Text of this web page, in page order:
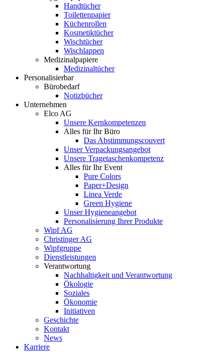
Handtücher
Toilettenpapier
Küchenrollen
Kosmetiktücher
Wischtücher
Wischlappen
Medizinalpapiere
Medizinaltücher
Personalisierbar
Bürobedarf
Notizbücher
Unternehmen
Elco AG
Unsere Kernkompetenzen
Alles für Ihr Büro
Das Abstimmungscouvert
Unser Verpackungsangebot
Unsere Tragetaschenkompetenz
Alles für Ihr Event
Pure Colors
Paper+Design
Linea Verde
Green Hygiene
Unser Hygieneangebot
Personalisierung Ihrer Produkte
Wipf AG
Christinger AG
Wipfgruppe
Dienstleistungen
Verantwortung
Nachhaltigkeit und Verantwortung
Ökologie
Soziales
Ökonomie
Initiativen
Geschichte
Kontakt
News
Karriere